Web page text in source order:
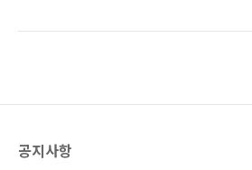
가치에 대한 생각을 바꿔주었다. 기존에는 대학
다. 그때는 '애드센스 광고로 도메인비용과 호스
공지사항